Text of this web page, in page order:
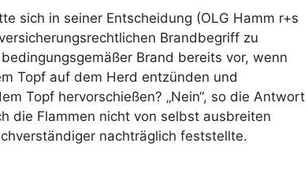
sich in seiner Entscheidung (OLG Hamm r+s
Brandbegriff zu
Brand bereits vor, wenn
Topf auf dem Herd entzünden und
Topf hervorschießen? „Nein“, so die Antwort
die Flammen nicht von selbst ausbreiten
nachträglich feststellte.